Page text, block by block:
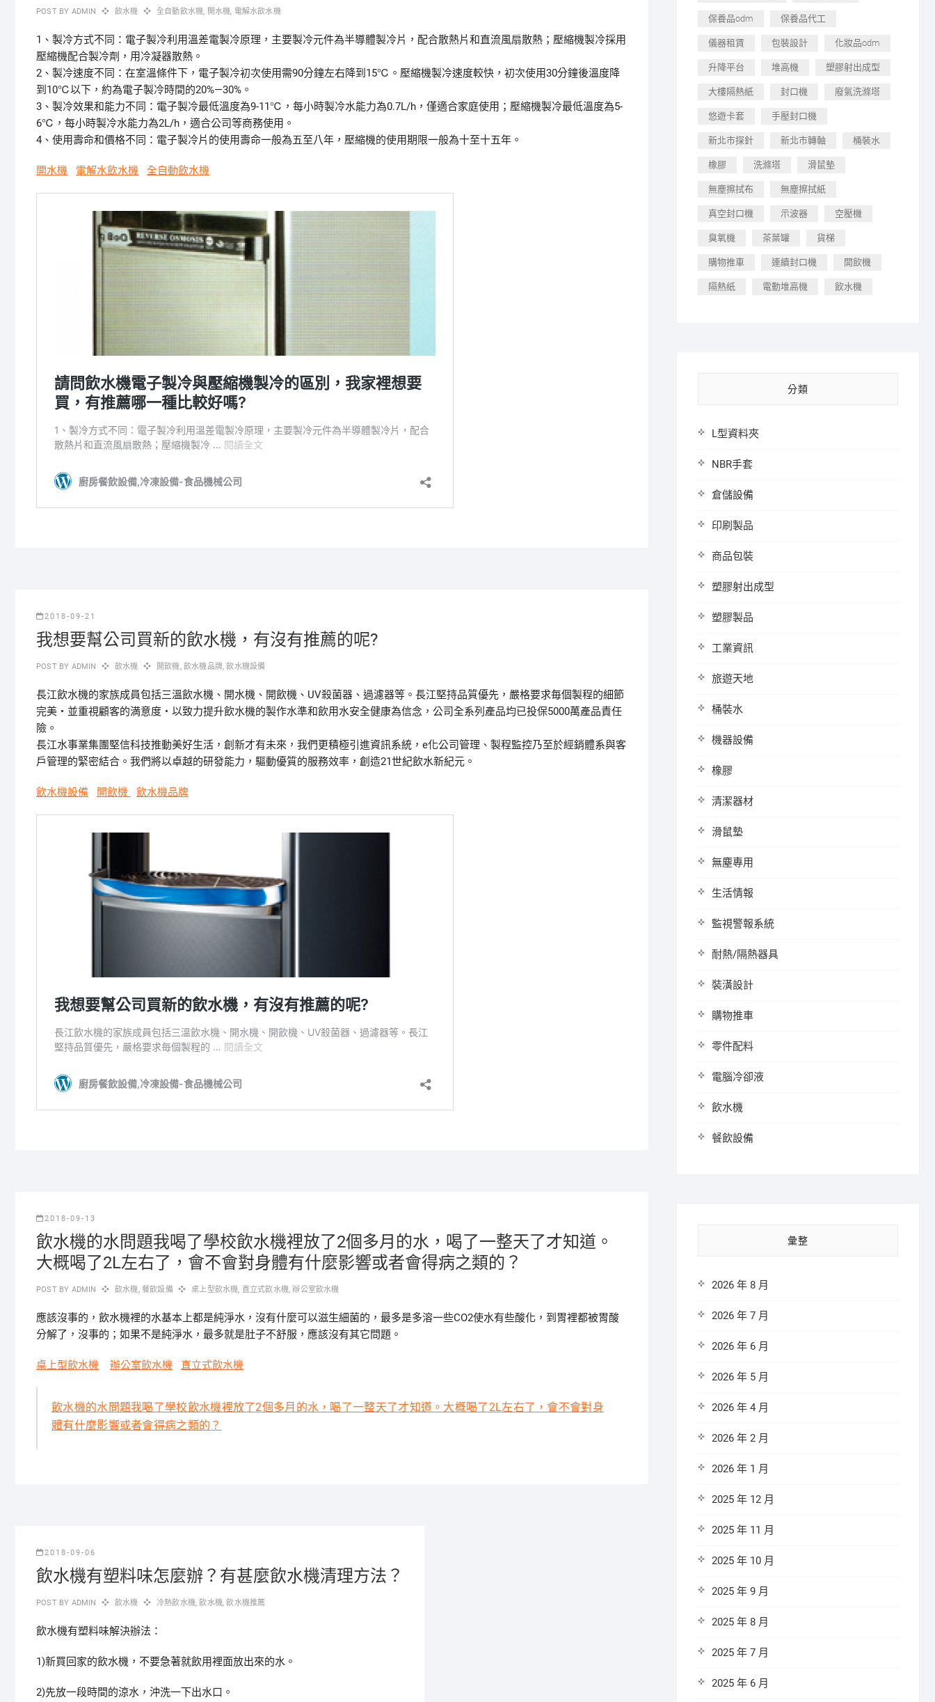
POST BY ADMIN 飲水機 全自動飲水機, 開水機, 電解水飲水機
1、製冷方式不同：電子製冷利用溫差電製冷原理，主要製冷元件為半導體製冷片，配合散熱片和直流風扇散熱；壓縮機製冷採用
壓縮機配合製冷劑，用冷凝器散熱。
2、製冷速度不同：在室溫條件下，電子製冷初次使用需90分鐘左右降到15℃。壓縮機製冷速度較快，初次使用30分鐘後溫度降
到10℃以下，約為電子製冷時間的20%—30%。
3、製冷效果和能力不同：電子製冷最低溫度為9-11℃，每小時製冷水能力為0.7L/h，僅適合家庭使用；壓縮機製冷最低溫度為5-
6℃，每小時製冷水能力為2L/h，適合公司等商務使用。
4、使用壽命和價格不同：電子製冷片的使用壽命一般為五至八年，壓縮機的使用期限一般為十至十五年。
開水機 電解水飲水機 全自動飲水機
2018-09-21
我想要幫公司買新的飲水機，有沒有推薦的呢?
POST BY ADMIN 飲水機 開飲機,飲水機品牌,飲水機設備
長江飲水機的家族成員包括三溫飲水機、開水機、開飲機、UV殺菌器、過濾器等。長江堅持品質優先，嚴格要求毎個製程的細節
完美・並重視顧客的満意度・以致力提升飲水機的製作水準和飲用水安全健康為信念，公司全系列產品均已投保5000萬產品責任
險。
長江水事業集團堅信科技推動美好生活，創新才有未來，我們更積極引進資訊系統，e化公司管理、製程監控乃至於經銷體系與客
戶管理的緊密結合。我們將以卓越的研發能力，驅動優質的服務效率，創造21世紀飲水新紀元。
飲水機設備 開飲機 飲水機品牌
2018-09-13
飲水機的水問題我喝了學校飲水機裡放了2個多月的水，喝了一整天了才知道。
大概喝了2L左右了，會不會對身體有什麼影響或者會得病之類的？
POST BY ADMIN 飲水機,餐飲設備 桌上型飲水機, 直立式飲水機,辦公室飲水機
應該沒事的，飲水機裡的水基本上都是純淨水，沒有什麼可以滋生細菌的，最多是多溶一些CO2使水有些酸化，到胃裡都被胃酸
分解了，沒事的；如果不是純淨水，最多就是肚子不舒服，應該沒有其它問題。
桌上型飲水機 辦公室飲水機 直立式飲水機
飲水機的水問題我喝了學校飲水機裡放了2個多月的水，喝了一整天了才知道。大概喝了2L左右了，會不會對身
體有什麼影響或者會得病之類的？
2018-09-06
飲水機有塑料味怎麼辦？有甚麼飲水機清理方法？
POST BY ADMIN 飲水機 冷熱飲水機,飲水機,飲水機推薦
飲水機有塑料味解決辦法：
1)新買回家的飲水機，不要急著就飲用裡面放出來的水。
2)先放一段時間的涼水，沖洗一下出水口。
保養品odm 保養品代工
儀器租賃 包裝設計 化妝品odm
升降平台 堆高機 塑膠射出成型
大樓隔熱紙 封口機 廢氣洗滌塔
悠遊卡套 手壓封口機
新北市探針 新北市轉軸 桶裝水
橡膠 洗滌塔 滑鼠墊
無塵擦拭布 無塵擦拭紙
真空封口機 示波器 空壓機
臭氧機 茶葉罐 貨梯
購物推車 連續封口機 開飲機
隔熱紙 電動堆高機 飲水機
分類
L型資料夾
NBR手套
倉儲設備
印刷製品
商品包裝
塑膠射出成型
塑膠製品
工業資訊
旅遊天地
桶裝水
機器設備
橡膠
清潔器材
滑鼠墊
無塵專用
生活情報
監視警報系統
耐熱/隔熱器具
裝潢設計
購物推車
零件配料
電腦冷卻液
飲水機
餐飲設備
彙整
2026 年 8 月
2026 年 7 月
2026 年 6 月
2026 年 5 月
2026 年 4 月
2026 年 2 月
2026 年 1 月
2025 年 12 月
2025 年 11 月
2025 年 10 月
2025 年 9 月
2025 年 8 月
2025 年 7 月
2025 年 6 月